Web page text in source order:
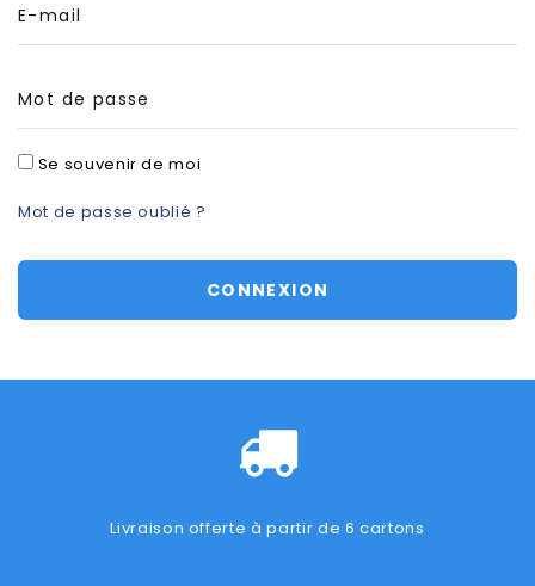
E-mail
Mot de passe
Se souvenir de moi
Mot de passe oublié ?
CONNEXION
Livraison offerte à partir de 6 cartons